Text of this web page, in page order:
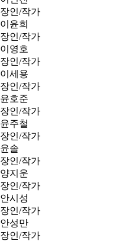
장인/작가
이윤희
장인/작가
이영호
장인/작가
이세용
장인/작가
윤호준
장인/작가
윤주철
장인/작가
윤솔
장인/작가
양지운
장인/작가
안시성
장인/작가
안성만
장인/작가